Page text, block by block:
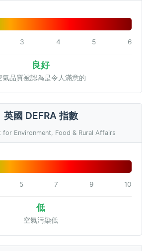
3 4 5 6
良好
氣品質被認為是令人滿意的
英國 DEFRA 指數
for Environment, Food & Rural Affairs
5 7 9 10
低
空氣污染低